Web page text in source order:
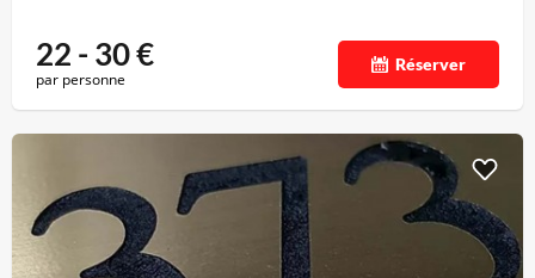
22 - 30€
par personne
Réserver